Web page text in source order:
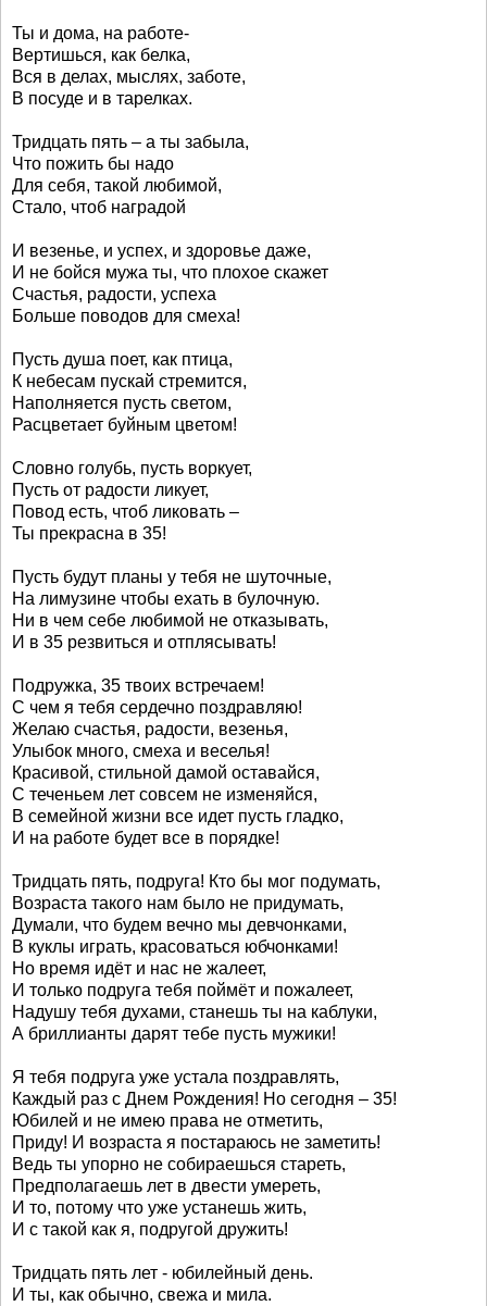
Ты и дома, на работе-
Вертишься, как белка,
Вся в делах, мыслях, заботе,
В посуде и в тарелках.
Тридцать пять – а ты забыла,
Что пожить бы надо
Для себя, такой любимой,
Стало, чтоб наградой
И везенье, и успех, и здоровье даже,
И не бойся мужа ты, что плохое скажет
Счастья, радости, успеха
Больше поводов для смеха!
Пусть душа поет, как птица,
К небесам пускай стремится,
Наполняется пусть светом,
Расцветает буйным цветом!
Словно голубь, пусть воркует,
Пусть от радости ликует,
Повод есть, чтоб ликовать –
Ты прекрасна в 35!
Пусть будут планы у тебя не шуточные,
На лимузине чтобы ехать в булочную.
Ни в чем себе любимой не отказывать,
И в 35 резвиться и отплясывать!
Подружка, 35 твоих встречаем!
С чем я тебя сердечно поздравляю!
Желаю счастья, радости, везенья,
Улыбок много, смеха и веселья!
Красивой, стильной дамой оставайся,
С теченьем лет совсем не изменяйся,
В семейной жизни все идет пусть гладко,
И на работе будет все в порядке!
Тридцать пять, подруга! Кто бы мог подумать,
Возраста такого нам было не придумать,
Думали, что будем вечно мы девчонками,
В куклы играть, красоваться юбчонками!
Но время идёт и нас не жалеет,
И только подруга тебя поймёт и пожалеет,
Надушу тебя духами, станешь ты на каблуки,
А бриллианты дарят тебе пусть мужики!
Я тебя подруга уже устала поздравлять,
Каждый раз с Днем Рождения! Но сегодня – 35!
Юбилей и не имею права не отметить,
Приду! И возраста я постараюсь не заметить!
Ведь ты упорно не собираешься стареть,
Предполагаешь лет в двести умереть,
И то, потому что уже устанешь жить,
И с такой как я, подругой дружить!
Тридцать пять лет - юбилейный день.
И ты, как обычно, свежа и мила.